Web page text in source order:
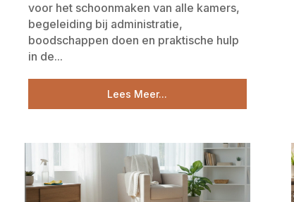
voor het schoonmaken van alle kamers,
begeleiding bij administratie,
boodschappen doen en praktische hulp
in de...
Lees Meer...